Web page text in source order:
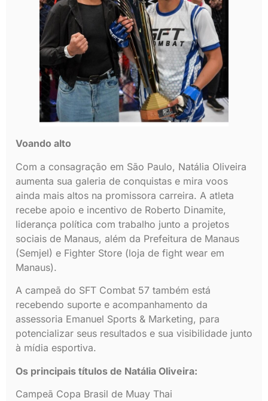
Voando alto
Com a consagração em São Paulo, Natália Oliveira
aumenta sua galeria de conquistas e mira voos
ainda mais altos na promissora carreira. A atleta
recebe apoio e incentivo de Roberto Dinamite,
liderança política com trabalho junto a projetos
sociais de Manaus, além da Prefeitura de Manaus
(Semjel) e Fighter Store (loja de fight wear em
Manaus).
A campeã do SFT Combat 57 também está
recebendo suporte e acompanhamento da
assessoria Emanuel Sports & Marketing, para
potencializar seus resultados e sua visibilidade junto
à mídia esportiva.
Os principais títulos de Natália Oliveira:
Campeã Copa Brasil de Muay Thai